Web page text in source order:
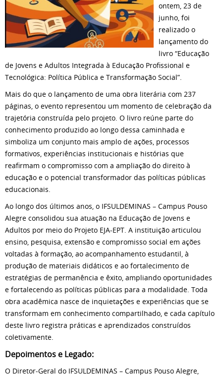
ontem, 23 de
junho, foi
realizado o
lançamento do
livro “Educação
de Jovens e Adultos Integrada à Educação Profissional e
Tecnológica: Política Pública e Transformação Social”.
Mais do que o lançamento de uma obra literária com 237
páginas, o evento representou um momento de celebração da
trajetória construída pelo projeto. O livro reúne parte do
conhecimento produzido ao longo dessa caminhada e
simboliza um conjunto mais amplo de ações, processos
formativos, experiências institucionais e histórias que
reafirmam o compromisso com a ampliação do direito à
educação e o potencial transformador das políticas públicas
educacionais.
Ao longo dos últimos anos, o IFSULDEMINAS – Campus Pouso
Alegre consolidou sua atuação na Educação de Jovens e
Adultos por meio do Projeto EJA-EPT. A instituição articulou
ensino, pesquisa, extensão e compromisso social em ações
voltadas à formação, ao acompanhamento estudantil, à
produção de materiais didáticos e ao fortalecimento de
estratégias de permanência e êxito, ampliando oportunidades
e fortalecendo as políticas públicas para a modalidade. Toda
obra acadêmica nasce de inquietações e experiências que se
transformam em conhecimento compartilhado, e cada capítulo
deste livro registra práticas e aprendizados construídos
coletivamente.
Depoimentos e Legado:
O Diretor-Geral do IFSULDEMINAS – Campus Pouso Alegre,